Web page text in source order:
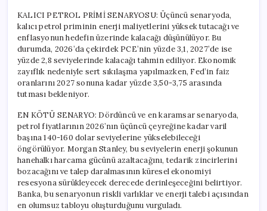
KALICI PETROL PRİMİ SENARYOSU: Üçüncü senaryoda,
kalıcı petrol priminin enerji maliyetlerini yüksek tutacağı ve
enflasyonun hedefin üzerinde kalacağı düşünülüyor. Bu
durumda, 2026’da çekirdek PCE’nin yüzde 3,1, 2027’de ise
yüzde 2,8 seviyelerinde kalacağı tahmin ediliyor. Ekonomik
zayıflık nedeniyle sert sıkılaşma yapılmazken, Fed’in faiz
oranlarını 2027 sonuna kadar yüzde 3,50-3,75 arasında
tutması bekleniyor.
EN KÖTÜ SENARYO: Dördüncü ve en karamsar senaryoda,
petrol fiyatlarının 2026’nın üçüncü çeyreğine kadar varil
başına 140-160 dolar seviyelerine yükselebileceği
öngörülüyor. Morgan Stanley, bu seviyelerin enerji şokunun
hanehalkı harcama gücünü azaltacağını, tedarik zincirlerini
bozacağını ve talep daralmasının küresel ekonomiyi
resesyona sürükleyecek derecede derinleşeceğini belirtiyor.
Banka, bu senaryonun riskli varlıklar ve enerji talebi açısından
en olumsuz tabloyu oluşturduğunu vurguladı.